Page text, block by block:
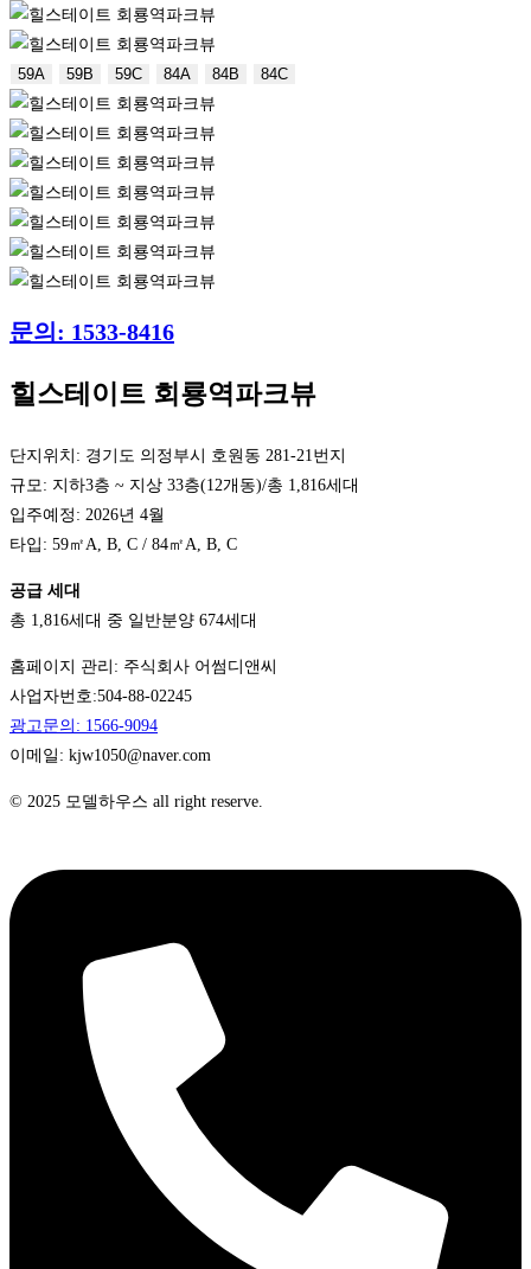
59A 59B 59C 84A 84B 84C
문의: 1533-8416
힐스테이트 회룡역파크뷰
단지위치: 경기도 의정부시 호원동 281-21번지
규모: 지하3층 ~ 지상 33층(12개동)/총 1,816세대
입주예정: 2026년 4월
타입: 59㎡A, B, C / 84㎡A, B, C
공급 세대
총 1,816세대 중 일반분양 674세대
홈페이지 관리: 주식회사 어썸디앤씨
사업자번호:504-88-02245
광고문의: 1566-9094
이메일: kjw1050@naver.com
© 2025 모델하우스 all right reserve.